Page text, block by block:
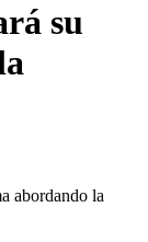
su
abordando la